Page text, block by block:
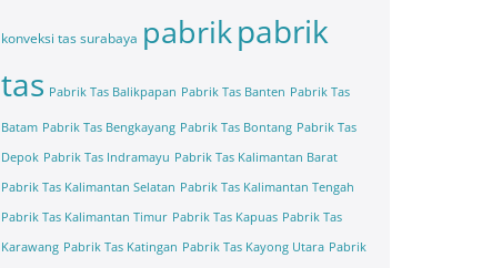
konveksi tas surabaya pabrikpabrik
tas Pabrik Tas Balikpapan Pabrik Tas Banten Pabrik Tas
Batam Pabrik Tas Bengkayang Pabrik Tas Bontang Pabrik Tas
Depok Pabrik Tas Indramayu Pabrik Tas Kalimantan Barat
Pabrik Tas Kalimantan Selatan Pabrik Tas Kalimantan Tengah
Pabrik Tas Kalimantan Timur Pabrik Tas Kapuas Pabrik Tas
Karawang Pabrik Tas Katingan Pabrik Tas Kayong Utara Pabrik